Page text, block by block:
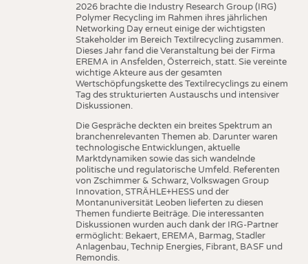
2026 brachte die Industry Research Group (IRG)
Polymer Recycling im Rahmen ihres jährlichen
Networking Day erneut einige der wichtigsten
Stakeholder im Bereich Textilrecycling zusammen.
Dieses Jahr fand die Veranstaltung bei der Firma
EREMA in Ansfelden, Österreich, statt. Sie vereinte
wichtige Akteure aus der gesamten
Wertschöpfungskette des Textilrecyclings zu einem
Tag des strukturierten Austauschs und intensiver
Diskussionen.
Die Gespräche deckten ein breites Spektrum an
branchenrelevanten Themen ab. Darunter waren
technologische Entwicklungen, aktuelle
Marktdynamiken sowie das sich wandelnde
politische und regulatorische Umfeld. Referenten
von Zschimmer & Schwarz, Volkswagen Group
Innovation, STRÄHLE+HESS und der
Montanuniversität Leoben lieferten zu diesen
Themen fundierte Beiträge. Die interessanten
Diskussionen wurden auch dank der IRG-Partner
ermöglicht: Bekaert, EREMA, Barmag, Stadler
Anlagenbau, Technip Energies, Fibrant, BASF und
Remondis.